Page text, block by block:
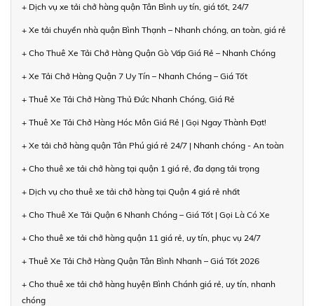
+ Dịch vụ xe tải chở hàng quận Tân Bình uy tín, giá tốt, 24/7
+ Xe tải chuyển nhà quận Bình Thạnh – Nhanh chóng, an toàn, giá rẻ
+ Cho Thuê Xe Tải Chở Hàng Quận Gò Vấp Giá Rẻ – Nhanh Chóng
+ Xe Tải Chở Hàng Quận 7 Uy Tín – Nhanh Chóng – Giá Tốt
+ Thuê Xe Tải Chở Hàng Thủ Đức Nhanh Chóng, Giá Rẻ
+ Thuê Xe Tải Chở Hàng Hóc Môn Giá Rẻ | Gọi Ngay Thành Đạt!
+ Xe tải chở hàng quận Tân Phú giá rẻ 24/7 | Nhanh chóng - An toàn
+ Cho thuê xe tải chở hàng tại quận 1 giá rẻ, đa dạng tải trọng
+ Dịch vụ cho thuê xe tải chở hàng tại Quận 4 giá rẻ nhất
+ Cho Thuê Xe Tải Quận 6 Nhanh Chóng – Giá Tốt | Gọi Là Có Xe
+ Cho thuê xe tải chở hàng quận 11 giá rẻ, uy tín, phục vụ 24/7
+ Thuê Xe Tải Chở Hàng Quận Tân Bình Nhanh – Giá Tốt 2026
+ Cho thuê xe tải chở hàng huyện Bình Chánh giá rẻ, uy tín, nhanh
chóng